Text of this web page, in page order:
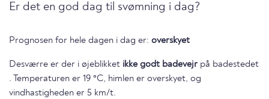
Er det en god dag til svømning i dag?
Prognosen for hele dagen i dag er: overskyet
Desværre er der i øjeblikket ikke godt badevejr på badestedet
. Temperaturen er 19 °C, himlen er overskyet, og
vindhastigheden er 5 km/t.